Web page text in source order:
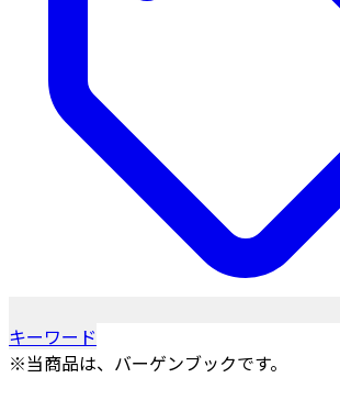
キーワード
※当商品は、バーゲンブックです。